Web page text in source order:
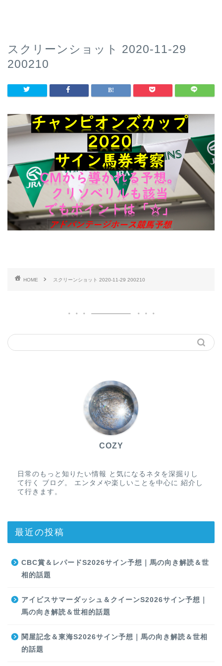
スクリーンショット 2020-11-29
200210
HOME スクリーンショット 2020-11-29 200210
COZY
日常のもっと知りたい情報 と気になるネタを深掘りし
て行く ブログ。 エンタメや楽しいことを中心に 紹介し
て行きます。
最近の投稿
CBC賞＆レパードS2026サイン予想｜馬の向き解読＆世
相的話題
アイビスサマーダッシュ＆クイーンS2026サイン予想｜
馬の向き解読＆世相的話題
関屋記念＆東海S2026サイン予想｜馬の向き解読＆世相
的話題